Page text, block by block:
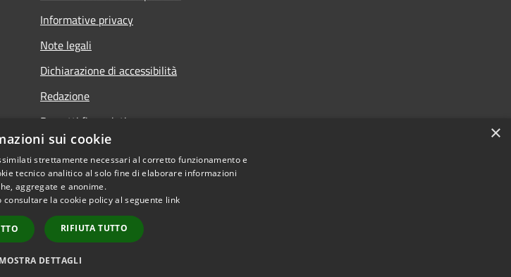
Informative privacy
Note legali
Dichiarazione di accessibilità
Redazione
Progetti finanziati
Dichiarazione di accessibilità
×
sui cookie
strettamente necessari al corretto funzionamento e
tecnico analitico al solo fine di elaborare informazioni
aggregate e anonime.
la cookie policy al seguente link
RIFIUTA TUTTO
MOSTRA DETTAGLI